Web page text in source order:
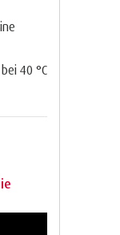
40 °C